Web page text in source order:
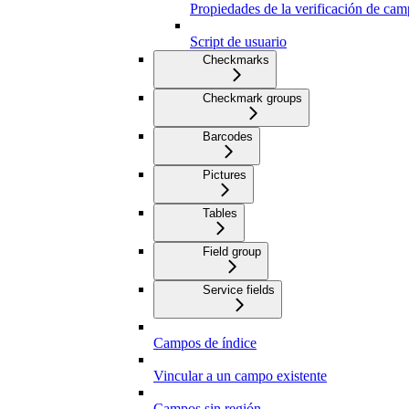
Propiedades de la verificación de
Script de usuario
Checkmarks
Checkmark groups
Barcodes
Pictures
Tables
Field group
Service fields
Campos de índice
Vincular a un campo existente